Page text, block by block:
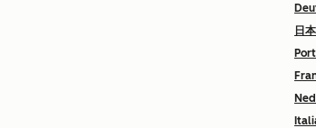
日